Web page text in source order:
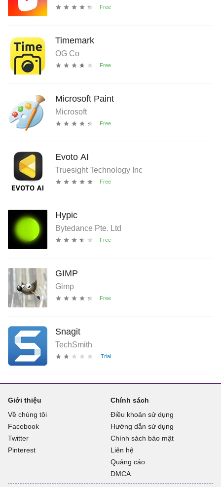
Timemark
OG Co
Microsoft Paint
Microsoft
Evoto AI
Truesight Technology Inc
Hypic
Bytedance Pte. Ltd
GIMP
Gimp
Snagit
TechSmith
Giới thiệu
Về chúng tôi
Facebook
Twitter
Pinterest
Chính sách
Điều khoản sử dụng
Hướng dẫn sử dụng
Chính sách bảo mật
Liên hệ
Quảng cáo
DMCA